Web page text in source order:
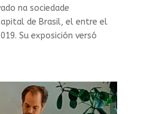
na sociedade
de Brasil, el entre el
Su exposición versó